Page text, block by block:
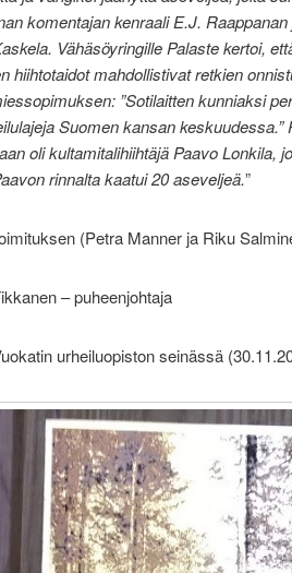
komentajan kenraali E.J.
Vähäsöyringille Palaste kertoi,
hiihtotaidot mahdollistivat retkien
”Sotilaitten kunniaksi
Suomen kansan
oli kultamitalihiihtäjä Paavo Lonkila,
rinnalta kaatui 20 aseveljeä.”
(Petra Manner ja Riku
– puheenjohtaja
urheiluopiston seinässä